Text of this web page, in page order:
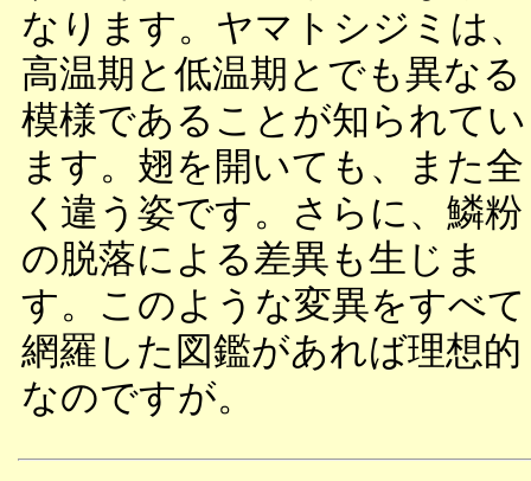
なります。ヤマトシジミは、
高温期と低温期とでも異なる
模様であることが知られてい
ます。翅を開いても、また全
く違う姿です。さらに、鱗粉
の脱落による差異も生じま
す。このような変異をすべて
網羅した図鑑があれば理想的
なのですが。